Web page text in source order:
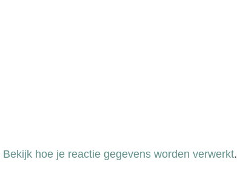
Bekijk hoe je reactie gegevens worden verwerkt.